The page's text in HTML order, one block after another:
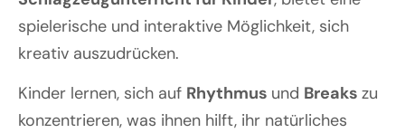
spielerische und interaktive Möglichkeit, sich
kreativ auszudrücken.
Kinder lernen, sich auf Rhythmus und Breaks zu
konzentrieren, was ihnen hilft, ihr natürliches